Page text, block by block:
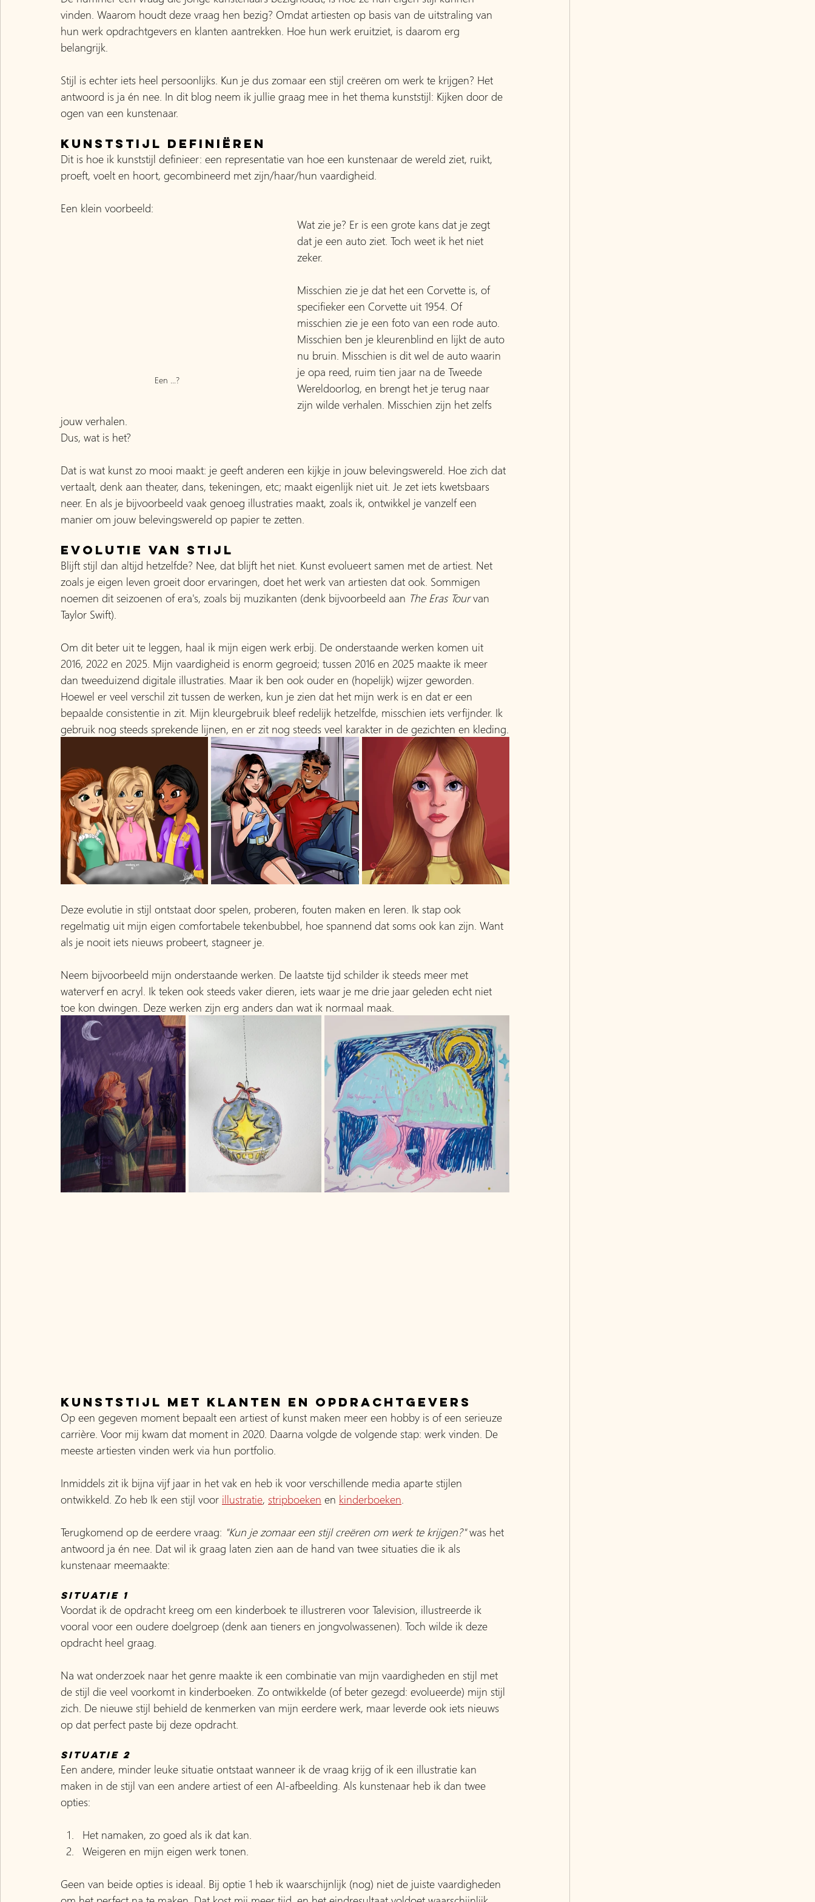
vinden. Waarom houdt deze vraag hen bezig? Omdat artiesten op basis van de uitstraling van
hun werk opdrachtgevers en klanten aantrekken. Hoe hun werk eruitziet, is daarom erg
belangrijk.
Stijl is echter iets heel persoonlijks. Kun je dus zomaar een stijl creëren om werk te krijgen? Het
antwoord is ja én nee. In dit blog neem ik jullie graag mee in het thema kunststijl: Kijken door de
ogen van een kunstenaar.
Kunststijl definiëren
Dit is hoe ik kunststijl definieer: een representatie van hoe een kunstenaar de wereld ziet, ruikt,
proeft, voelt en hoort, gecombineerd met zijn/haar/hun vaardigheid.
Een klein voorbeeld:
Een ...?
Wat zie je? Er is een grote kans dat je zegt
dat je een auto ziet. Toch weet ik het niet
zeker.
Misschien zie je dat het een Corvette is, of
specifieker een Corvette uit 1954. Of
misschien zie je een foto van een rode auto.
Misschien ben je kleurenblind en lijkt de auto
nu bruin. Misschien is dit wel de auto waarin
je opa reed, ruim tien jaar na de Tweede
Wereldoorlog, en brengt het je terug naar
zijn wilde verhalen. Misschien zijn het zelfs
jouw verhalen.
Dus, wat is het?
Dat is wat kunst zo mooi maakt: je geeft anderen een kijkje in jouw belevingswereld. Hoe zich dat
vertaalt, denk aan theater, dans, tekeningen, etc; maakt eigenlijk niet uit. Je zet iets kwetsbaars
neer. En als je bijvoorbeeld vaak genoeg illustraties maakt, zoals ik, ontwikkel je vanzelf een
manier om jouw belevingswereld op papier te zetten.
Evolutie van stijl
Blijft stijl dan altijd hetzelfde? Nee, dat blijft het niet. Kunst evolueert samen met de artiest. Net
zoals je eigen leven groeit door ervaringen, doet het werk van artiesten dat ook. Sommigen
noemen dit seizoenen of era's, zoals bij muzikanten (denk bijvoorbeeld aan The Eras Tour van
Taylor Swift).
Om dit beter uit te leggen, haal ik mijn eigen werk erbij. De onderstaande werken komen uit
2016, 2022 en 2025. Mijn vaardigheid is enorm gegroeid; tussen 2016 en 2025 maakte ik meer
dan tweeduizend digitale illustraties. Maar ik ben ook ouder en (hopelijk) wijzer geworden.
Hoewel er veel verschil zit tussen de werken, kun je zien dat het mijn werk is en dat er een
bepaalde consistentie in zit. Mijn kleurgebruik bleef redelijk hetzelfde, misschien iets verfijnder. Ik
gebruik nog steeds sprekende lijnen, en er zit nog steeds veel karakter in de gezichten en kleding.
Deze evolutie in stijl ontstaat door spelen, proberen, fouten maken en leren. Ik stap ook
regelmatig uit mijn eigen comfortabele tekenbubbel, hoe spannend dat soms ook kan zijn. Want
als je nooit iets nieuws probeert, stagneer je.
Neem bijvoorbeeld mijn onderstaande werken. De laatste tijd schilder ik steeds meer met
waterverf en acryl. Ik teken ook steeds vaker dieren, iets waar je me drie jaar geleden echt niet
toe kon dwingen. Deze werken zijn erg anders dan wat ik normaal maak.
kunststijl met klanten en opdrachtgevers
Op een gegeven moment bepaalt een artiest of kunst maken meer een hobby is of een serieuze
carrière. Voor mij kwam dat moment in 2020. Daarna volgde de volgende stap: werk vinden. De
meeste artiesten vinden werk via hun portfolio.
Inmiddels zit ik bijna vijf jaar in het vak en heb ik voor verschillende media aparte stijlen
ontwikkeld. Zo heb Ik een stijl voor illustratie, stripboeken en kinderboeken.
Terugkomend op de eerdere vraag: "Kun je zomaar een stijl creëren om werk te krijgen?" was het
antwoord ja én nee. Dat wil ik graag laten zien aan de hand van twee situaties die ik als
kunstenaar meemaakte:
Situatie 1
Voordat ik de opdracht kreeg om een kinderboek te illustreren voor Talevision, illustreerde ik
vooral voor een oudere doelgroep (denk aan tieners en jongvolwassenen). Toch wilde ik deze
opdracht heel graag.
Na wat onderzoek naar het genre maakte ik een combinatie van mijn vaardigheden en stijl met
de stijl die veel voorkomt in kinderboeken. Zo ontwikkelde (of beter gezegd: evolueerde) mijn stijl
zich. De nieuwe stijl behield de kenmerken van mijn eerdere werk, maar leverde ook iets nieuws
op dat perfect paste bij deze opdracht.
Situatie 2
Een andere, minder leuke situatie ontstaat wanneer ik de vraag krijg of ik een illustratie kan
maken in de stijl van een andere artiest of een AI-afbeelding. Als kunstenaar heb ik dan twee
opties:
Het namaken, zo goed als ik dat kan.
Weigeren en mijn eigen werk tonen.
Geen van beide opties is ideaal. Bij optie 1 heb ik waarschijnlijk (nog) niet de juiste vaardigheden